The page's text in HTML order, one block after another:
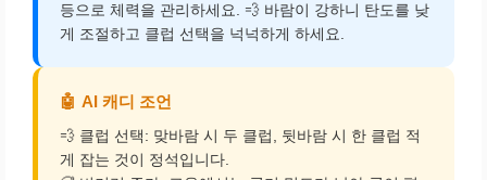
등으로 체력을 관리하세요. 💨 바람이 강하니 탄도를 낮
게 조절하고 클럽 선택을 넉넉하게 하세요.
🤖 AI 캐디 조언
💨 클럽 선택: 맞바람 시 두 클럽, 뒷바람 시 한 클럽 적
게 잡는 것이 정석입니다.